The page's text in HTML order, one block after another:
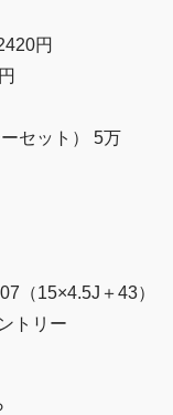
円
セット） 5万
（15×4.5J＋43）
トリー